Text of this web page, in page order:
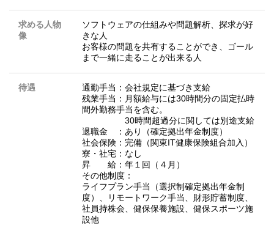
求める人物
像
ソフトウェアの仕組みや問題解析、探求が好
きな人
お客様の問題を共有することができ、ゴール
まで一緒に走ることが出来る人
待遇
通勤手当：会社規定に基づき支給
残業手当：月額給与には30時間分の固定払時
間外勤務手当を含む。
30時間超過分に関しては別途支給
退職金 ：あり（確定拠出年金制度）
社会保険：完備（関東IT健康保険組合加入）
寮・社宅：なし
昇 給：年１回（４月）
その他制度：
ライフプラン手当（選択制確定拠出年金制
度）、リモートワーク手当、財形貯蓄制度、
社員持株会、健保保養施設、健保スポーツ施
設他